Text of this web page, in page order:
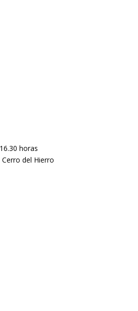
horas
del Hierro